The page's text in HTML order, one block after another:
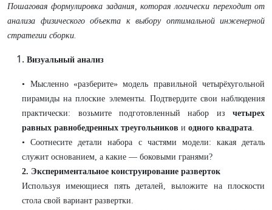
Пошаговая формулировка задания, которая логически переходит от
анализа физического объекта к выбору оптимальной инженерной
стратегии сборки.
Визуальный анализ
• Мысленно «разберите» модель правильной четырёхугольной
пирамиды на плоские элементы. Подтвердите свои наблюдения
практически: возьмите подготовленный набор из четырех
равных равнобедренных треугольников иодного квадрата.
• Соотнесите детали набора с частями модели: какая деталь
служит основанием, а какие — боковыми гранями?
2. Экспериментальное конструирование разверток
Используя имеющиеся пять деталей, выложите на плоскости
стола свой вариант развертки.